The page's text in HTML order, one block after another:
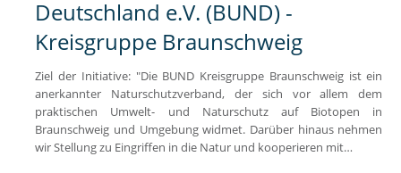
Deutschland e.V. (BUND) -
Kreisgruppe Braunschweig
Ziel der Initiative: "Die BUND Kreisgruppe Braunschweig ist ein
anerkannter Naturschutzverband, der sich vor allem dem
praktischen Umwelt- und Naturschutz auf Biotopen in
Braunschweig und Umgebung widmet. Darüber hinaus nehmen
wir Stellung zu Eingriffen in die Natur und kooperieren mit…